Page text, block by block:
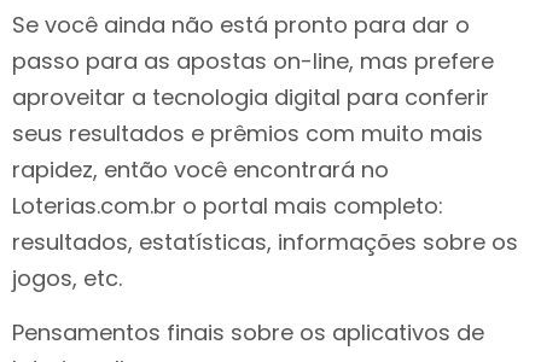
Se você ainda não está pronto para dar o
passo para as apostas on-line, mas prefere
aproveitar a tecnologia digital para conferir
seus resultados e prêmios com muito mais
rapidez, então você encontrará no
Loterias.com.br o portal mais completo:
resultados, estatísticas, informações sobre os
jogos, etc.
Pensamentos finais sobre os aplicativos de